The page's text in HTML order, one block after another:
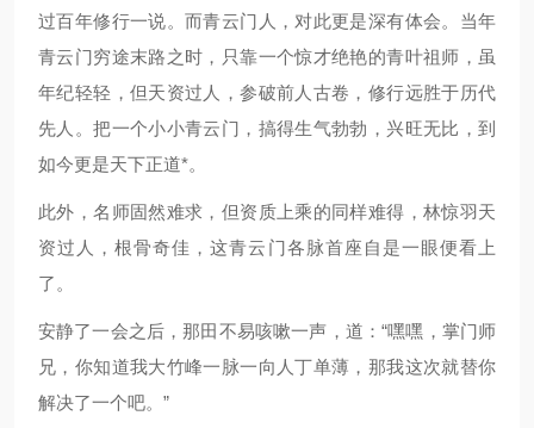
过百年修行一说。而青云门人，对此更是深有体会。当年
青云门穷途末路之时，只靠一个惊才绝艳的青叶祖师，虽
年纪轻轻，但天资过人，参破前人古卷，修行远胜于历代
先人。把一个小小青云门，搞得生气勃勃，兴旺无比，到
如今更是天下正道*。
此外，名师固然难求，但资质上乘的同样难得，林惊羽天
资过人，根骨奇佳，这青云门各脉首座自是一眼便看上
了。
安静了一会之后，那田不易咳嗽一声，道：“嘿嘿，掌门师
兄，你知道我大竹峰一脉一向人丁单薄，那我这次就替你
解决了一个吧。”